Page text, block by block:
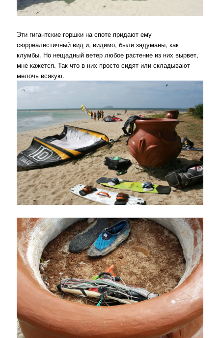
Эти гигантские горшки на споте придают ему
сюрреалистичный вид и, видимо, были задуманы, как
клумбы. Но нещадный ветер любое растение из них вырвет,
мне кажется. Так что в них просто сидят или складывают
мелочь всякую.